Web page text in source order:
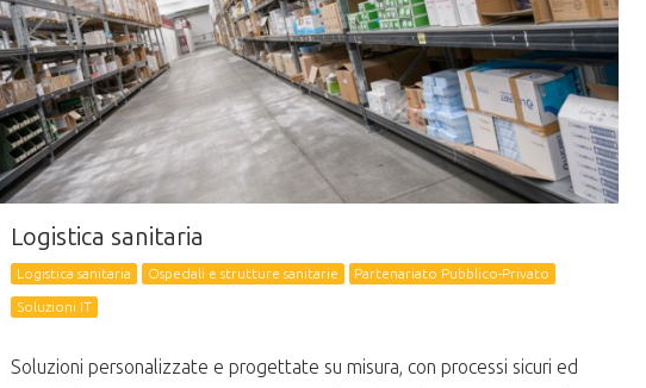
Logistica sanitaria
Logistica sanitaria Ospedali e strutture sanitarie
Partenariato Pubblico-Privato
Soluzioni IT
Soluzioni personalizzate e progettate su misura, con processi sicuri ed